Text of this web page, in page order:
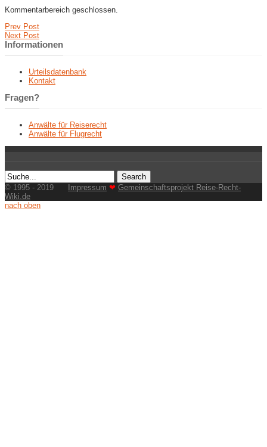
Kommentarbereich geschlossen.
Prev Post
Next Post
Informationen
Urteilsdatenbank
Kontakt
Fragen?
Anwälte für Reiserecht
Anwälte für Flugrecht
© 1995 - 2019 Impressum ❤ Gemeinschaftsprojekt Reise-Recht-
Wiki.de
nach oben